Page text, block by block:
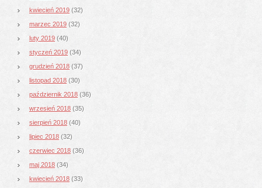
kwiecień 2019 (32)
marzec 2019 (32)
luty 2019 (40)
styczeń 2019 (34)
grudzień 2018 (37)
listopad 2018 (30)
październik 2018 (36)
wrzesień 2018 (35)
sierpień 2018 (40)
lipiec 2018 (32)
czerwiec 2018 (36)
maj 2018 (34)
kwiecień 2018 (33)